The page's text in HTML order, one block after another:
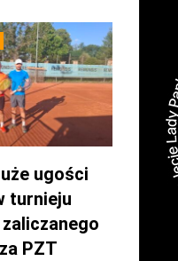
ugości
turnieju
PZT